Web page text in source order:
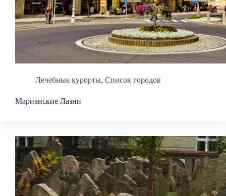
Лечебные курорты, Список городов
Марианские Лазни